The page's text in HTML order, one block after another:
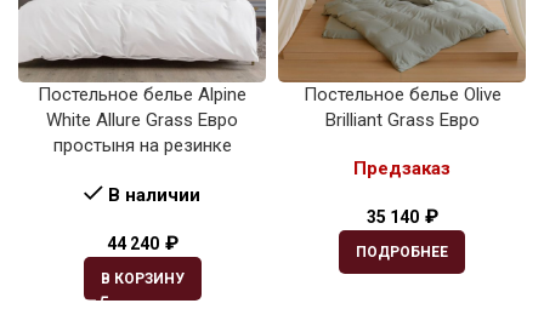
Постельное белье Alpine
White Allure Grass Евро
простыня на резинке
В наличии
44 240 ₽
В КОРЗИНУ
Постельное белье Olive
Brilliant Grass Евро
Предзаказ
35 140 ₽
ПОДРОБНЕЕ